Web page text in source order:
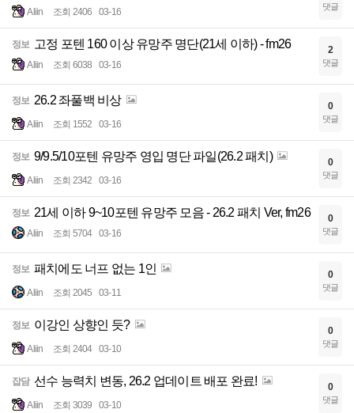
Aliin 조회 2406 03-16 댓글
정보 고정 포텐 160 이상 유망주 명단(21세 이하) - fm26
Aliin 조회 6038 03-16
2
댓글
정보 26.2 좌풀백 비상
Aliin 조회 1552 03-16
0
댓글
정보 9/9.5/10포텐 유망주 영입 명단 파일(26.2 패치)
Aliin 조회 2342 03-16
0
댓글
정보 21세 이하 9~10포텐 유망주 모음 - 26.2 패치 Ver, fm26
Aliin 조회 5704 03-16
0
댓글
정보 패치에도 너프 없는 1인
Aliin 조회 2045 03-11
0
댓글
정보 이강인 상향인 듯?
Aliin 조회 2404 03-10
0
댓글
잡담 선수 능력치 변동, 26.2 업데이트 배포 완료!
Aliin 조회 3039 03-10
0
댓글